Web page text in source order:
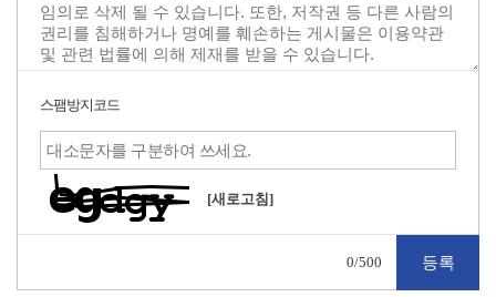
스팸방지코드
[새로고침]
0/500